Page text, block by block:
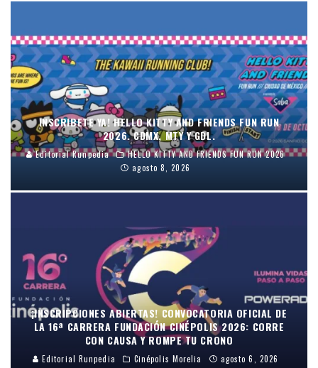
INSCRIBETE YA! HELLO KITTY AND FRIENDS FUN RUN
2026. CDMX, MTY Y GDL.
Editorial Runpedia
HELLO KITTY AND FRIENDS FUN RUN 2026
agosto 8, 2026
¡INSCRIPCIONES ABIERTAS! CONVOCATORIA OFICIAL DE
LA 16ª CARRERA FUNDACIÓN CINÉPOLIS 2026: CORRE
CON CAUSA Y ROMPE TU CRONO
Editorial Runpedia Cinépolis Morelia agosto 6, 2026